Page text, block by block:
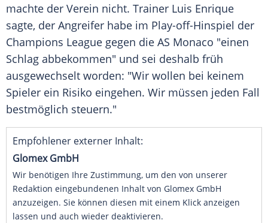
machte der Verein nicht. Trainer Luis Enrique
sagte, der Angreifer habe im Play-off-Hinspiel der
Champions League gegen die AS Monaco "einen
Schlag abbekommen" und sei deshalb früh
ausgewechselt worden: "Wir wollen bei keinem
Spieler ein Risiko eingehen. Wir müssen jeden Fall
bestmöglich steuern."
Empfohlener externer Inhalt:
Glomex GmbH
Wir benötigen Ihre Zustimmung, um den von unserer
Redaktion eingebundenen Inhalt von Glomex GmbH
anzuzeigen. Sie können diesen mit einem Klick anzeigen
lassen und auch wieder deaktivieren.